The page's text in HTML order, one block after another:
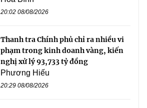
20:02 08/08/2026
Thanh tra Chính phủ chỉ ra nhiều vi
phạm trong kinh doanh vàng, kiến
nghị xử lý 93,733 tỷ đồng
Phương Hiếu
20:29 08/08/2026